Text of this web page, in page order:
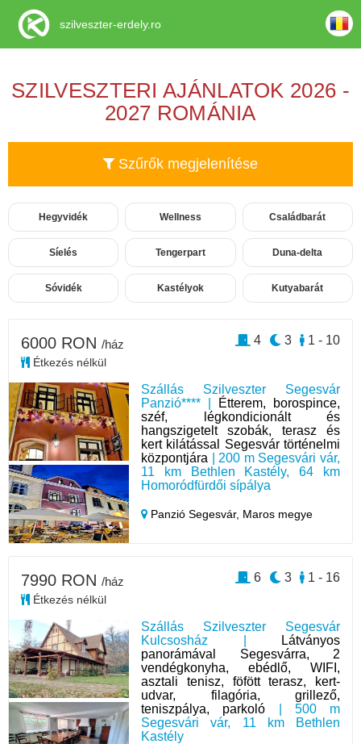
SZILVESZTERI AJÁNLATOK 2026 -
2027 ROMÁNIA
Szűrők megjelenítése
Hegyvidék Wellness Családbarát
Síelés Tengerpart Duna-delta
Sóvidék Kastélyok Kutyabarát
Szállás Szilveszter Segesvár
Panzió**** |
Étterem, borospince,
széf, légkondicionált és
hangszigetelt szobák, terasz és
kert kilátással Segesvár történelmi
központjára | 200 m Segesvári vár,
11 km Bethlen Kastély, 64 km
Homoródfürdői sípálya
Panzió Segesvár, Maros megye
6000 RON /ház
Étkezés nélkül
1 - 10
3
4
Szállás Szilveszter Segesvár
Kulcsosház |
Látványos
panorámával Segesvárra, 2
vendégkonyha, ebédlő, WIFI,
asztali tenisz, föfött terasz, kert-
udvar, filagória, grillező,
teniszpálya, parkoló | 500 m
Segesvári vár, 11 km Bethlen
Kastély
7990 RON /ház
Étkezés nélkül
1 - 16
3
6
szilveszter-erdely.ro